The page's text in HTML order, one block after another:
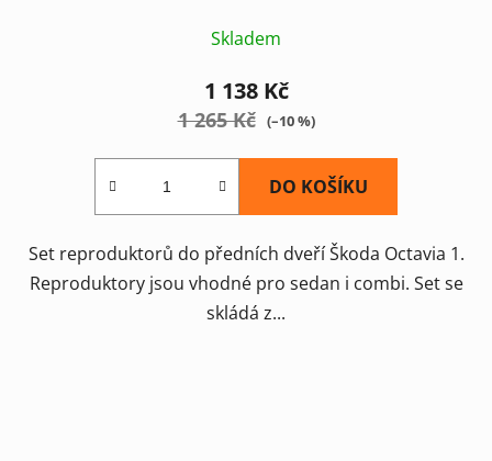
hodnocení
produktu
je
Skladem
1 138 Kč
1 265 Kč (–10 %)
DO KOŠÍKU
Set reproduktorů do předních dveří Škoda Octavia 1.
Reproduktory jsou vhodné pro sedan i combi. Set se
skládá z...